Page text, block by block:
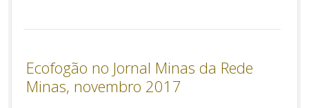
Ecofogão no Jornal Minas da Rede
Minas, novembro 2017